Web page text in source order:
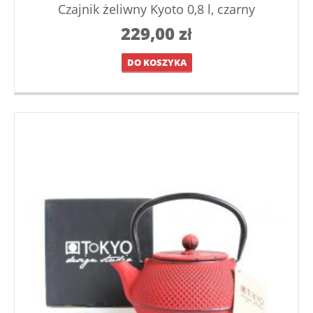
Czajnik żeliwny Kyoto 0,8 l, czarny
229,00zł
DO KOSZYKA